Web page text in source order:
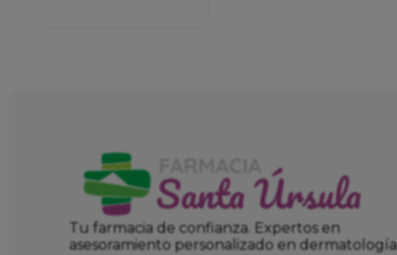
Tu farmacia de confianza. Expertos en
asesoramiento personalizado en dermatología